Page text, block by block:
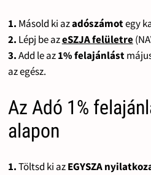
1. Másold ki azadószámotegy
2. Lépj be azeSZJA felületre
3.Add le az1% felajánlást
az egész.
Az Adó 1%
alapon
1.Töltsd ki azEGYSZA